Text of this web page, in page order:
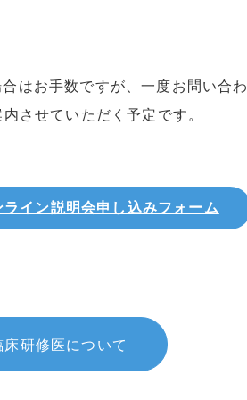
はお手数ですが、一度お問い合わ
させていただく予定です。
イン説明会申し込みフォーム
床研修医について